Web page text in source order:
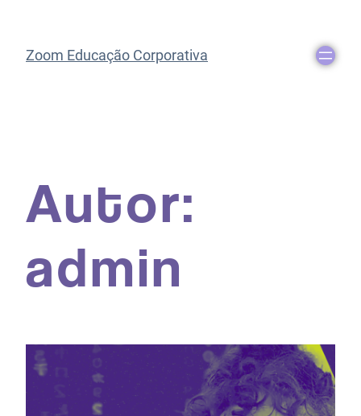
Zoom Educação Corporativa
Autor:
admin